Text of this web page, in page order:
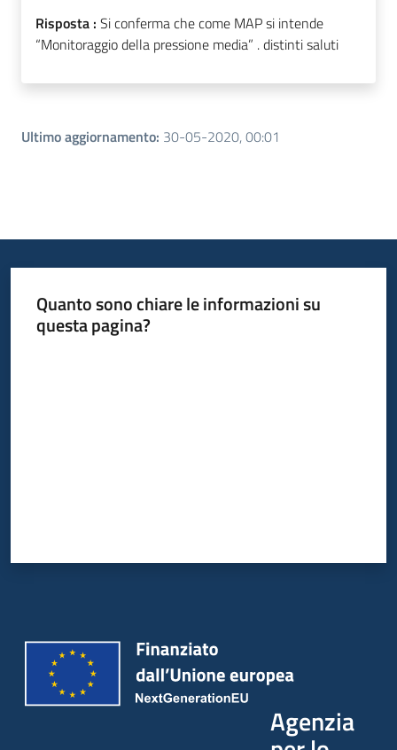
Risposta : Si conferma che come MAP si intende
“Monitoraggio della pressione media” . distinti saluti
Ultimo aggiornamento: 30-05-2020, 00:01
Quanto sono chiare le informazioni su
questa pagina?
Agenzia